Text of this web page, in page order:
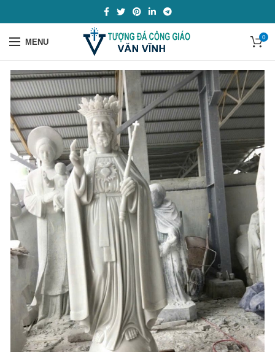
MENU 0